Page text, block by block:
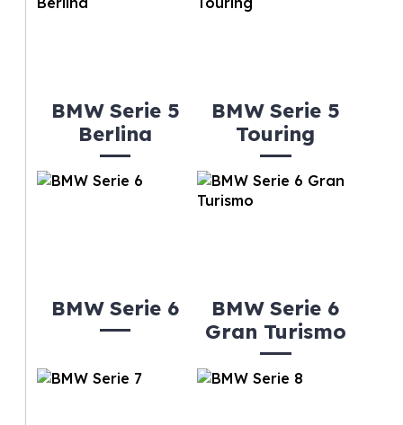
BMW Serie 5
Berlina
BMW Serie 5
Touring
BMW Serie 6
BMW Serie 6
Gran Turismo